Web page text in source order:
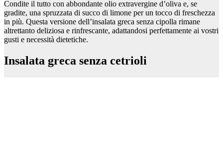
Condite il tutto con abbondante olio extravergine d’oliva e, se
gradite, una spruzzata di succo di limone per un tocco di freschezza
in più. Questa versione dell’insalata greca senza cipolla rimane
altrettanto deliziosa e rinfrescante, adattandosi perfettamente ai vostri
gusti e necessità dietetiche.
Insalata greca senza cetrioli